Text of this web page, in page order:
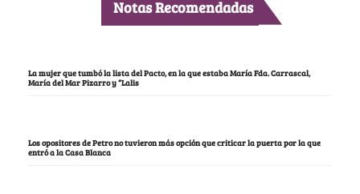
Notas Recomendadas
La mujer que tumbó la lista del Pacto, en la que estaba María Fda. Carrascal,
María del Mar Pizarro y “Lalis
Los opositores de Petro no tuvieron más opción que criticar la puerta por la que
entró a la Casa Blanca